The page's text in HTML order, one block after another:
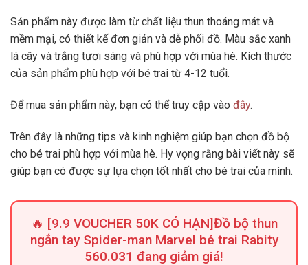
Sản phẩm này được làm từ chất liệu thun thoáng mát và
mềm mại, có thiết kế đơn giản và dễ phối đồ. Màu sắc xanh
lá cây và trắng tươi sáng và phù hợp với mùa hè. Kích thước
của sản phẩm phù hợp với bé trai từ 4-12 tuổi.
Để mua sản phẩm này, bạn có thể truy cập vào đây.
Trên đây là những tips và kinh nghiệm giúp bạn chọn đồ bộ
cho bé trai phù hợp với mùa hè. Hy vọng rằng bài viết này sẽ
giúp bạn có được sự lựa chọn tốt nhất cho bé trai của mình.
🔥 [9.9 VOUCHER 50K CÓ HẠN]Đồ bộ thun
ngắn tay Spider-man Marvel bé trai Rabity
560.031 đang giảm giá!